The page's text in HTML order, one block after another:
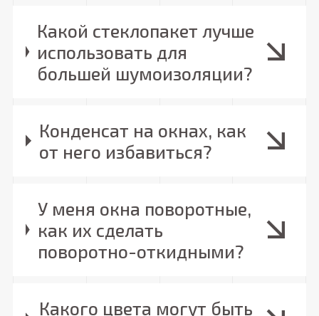
Какой стеклопакет лучше
использовать для
большей шумоизоляции?
Конденсат на окнах, как
от него избавиться?
У меня окна поворотные,
как их сделать
поворотно-откидными?
Какого цвета могут быть